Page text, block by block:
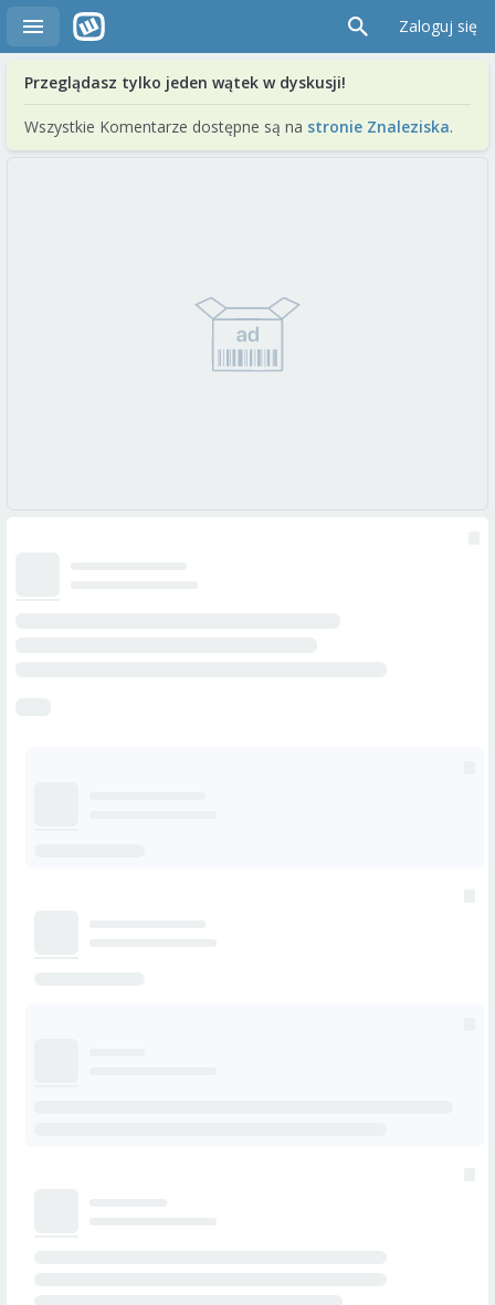
Zaloguj się
Przeglądasz tylko jeden wątek w dyskusji!
Wszystkie Komentarze dostępne są na stronie Znaleziska.